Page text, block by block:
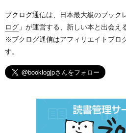
ブクログ通信は、日本最大級のブック
ログ 」が運営する、新しい本と出会え
※ブクログ通信はアフィリエイトプロ
す。